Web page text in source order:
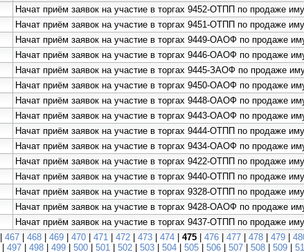
Начат приём заявок на участие в торгах 9452-ОТПП по продаже
Начат приём заявок на участие в торгах 9451-ОТПП по продаже
Начат приём заявок на участие в торгах 9449-ОАОФ по продаже
Начат приём заявок на участие в торгах 9446-ОАОФ по продаже
Начат приём заявок на участие в торгах 9445-ЗАОФ по продаже
Начат приём заявок на участие в торгах 9450-ОАОФ по продаже
Начат приём заявок на участие в торгах 9448-ОАОФ по продаже
Начат приём заявок на участие в торгах 9443-ОАОФ по продаже
Начат приём заявок на участие в торгах 9444-ОТПП по продаже
Начат приём заявок на участие в торгах 9434-ОАОФ по продаже
Начат приём заявок на участие в торгах 9422-ОТПП по продаже
Начат приём заявок на участие в торгах 9440-ОТПП по продаже
Начат приём заявок на участие в торгах 9328-ОТПП по
Начат приём заявок на участие в торгах 9428-ОАОФ по продаже
Начат приём заявок на участие в торгах 9437-ОТПП по продаже
| 467 | 468 | 469 | 470 | 471 | 472 | 473 | 474 | 475 | 476 | 477 | 478 | 479 |
| 497 | 498 | 499 | 500 | 501 | 502 | 503 | 504 | 505 | 506 | 507 | 508 | 509 |